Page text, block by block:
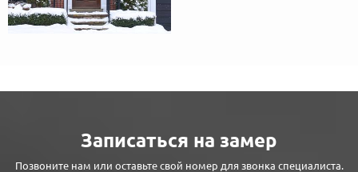
Записаться на замер
Позвоните нам или оставьте свой номер для звонка специалиста.